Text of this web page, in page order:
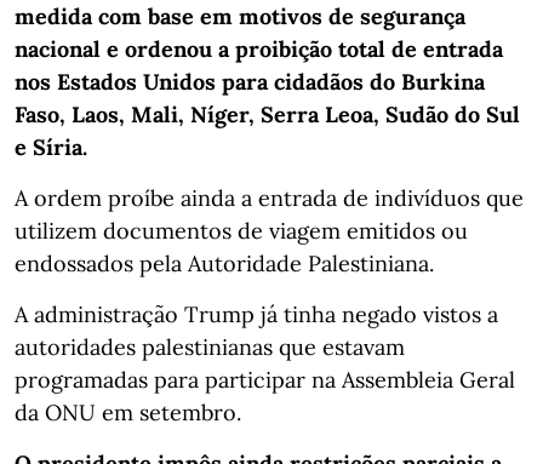
medida com base em motivos de segurança
nacional e ordenou a proibição total de entrada
nos Estados Unidos para cidadãos do Burkina
Faso, Laos, Mali, Níger, Serra Leoa, Sudão do Sul
e Síria.
A ordem proíbe ainda a entrada de indivíduos que
utilizem documentos de viagem emitidos ou
endossados pela Autoridade Palestiniana.
A administração Trump já tinha negado vistos a
autoridades palestinianas que estavam
programadas para participar na Assembleia Geral
da ONU em setembro.